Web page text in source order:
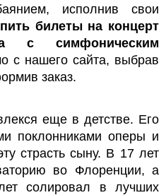
исполнив свои
билеты на концерт
с симфоническим
с нашего сайта, выбрав
заказ.
еще в детстве. Его
поклонниками оперы и
страсть сыну. В 17 лет
во Флоренции, а
солировал в лучших